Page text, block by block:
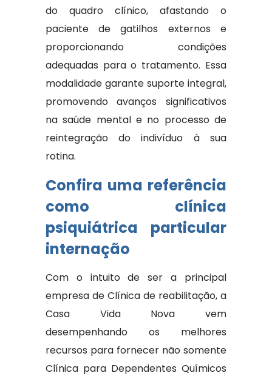
do quadro clínico, afastando o
paciente de gatilhos externos e
proporcionando condições
adequadas para o tratamento. Essa
modalidade garante suporte integral,
promovendo avanços significativos
na saúde mental e no processo de
reintegração do indivíduo à sua
rotina.
Confira uma referência
como clínica
psiquiátrica particular
internação
Com o intuito de ser a principal
empresa de Clínica de reabilitação, a
Casa Vida Nova vem
desempenhando os melhores
recursos para fornecer não somente
Clínica para Dependentes Químicos